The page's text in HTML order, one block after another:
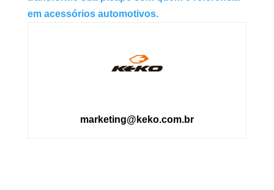
em acessórios automotivos.
marketing@keko.com.br